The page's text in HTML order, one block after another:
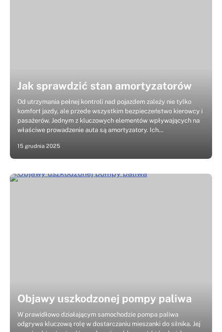
Jak sprawdzić stan amortyzatorów
Od utrzymania pełnej kontroli nad pojazdem zależy nie tylko
komfort jazdy, ale przede wszystkim bezpieczeństwo kierowcy i
pasażerów. Jednym z kluczowych elementów wpływających na
właściwe prowadzenie auta są amortyzatory. Ich…
15 grudnia 2025
Objawy uszkodzonej pompy paliwa
W prawidłowo działającym samochodzie pompa paliwa
odgrywa kluczową rolę w dostarczaniu mieszanki do silnika. Jej